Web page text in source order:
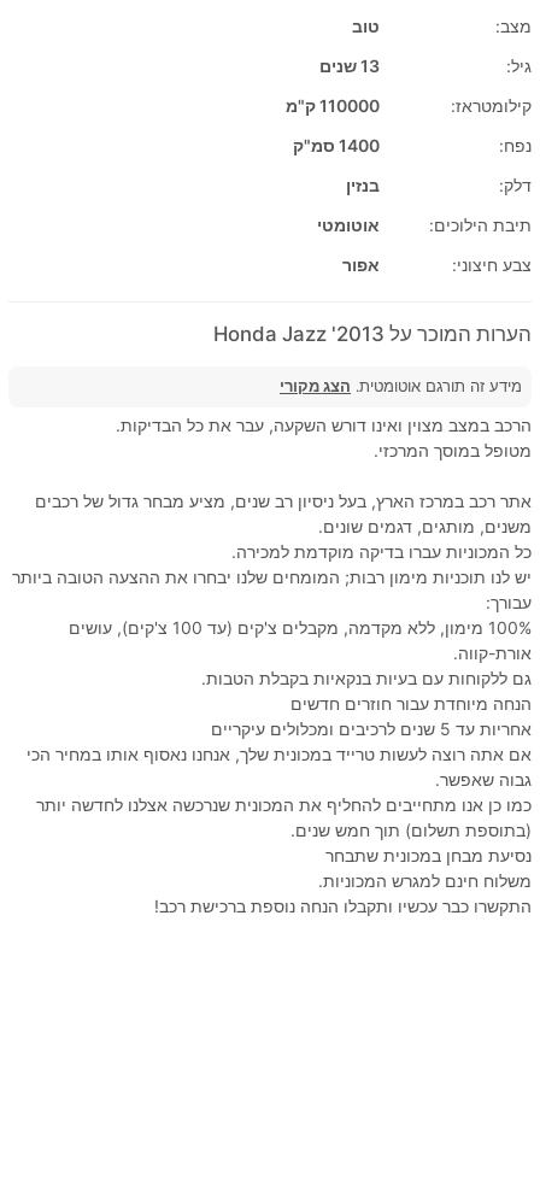
מצב:
טוב
גיל:
13 שנים
קילומטראז:
110000 ק"מ
נפח:
1400 סמ"ק
דלק:
בנזין
תיבת הילוכים:
אוטומטי
צבע חיצוני:
אפור
הערות המוכר על 2013' Honda Jazz
מידע זה תורגם אוטומטית. הצג מקורי
הרכב במצב מצוין ואינו דורש השקעה, עבר את כל הבדיקות.
מטופל במוסך המרכזי.
אתר רכב במרכז הארץ, בעל ניסיון רב שנים, מציע מבחר גדול של רכבים
משנים, מותגים, דגמים שונים.
כל המכוניות עברו בדיקה מוקדמת למכירה.
יש לנו תוכניות מימון רבות; המומחים שלנו יבחרו את ההצעה הטובה ביותר
עבורך:
100% מימון, ללא מקדמה, מקבלים צ'קים (עד 100 צ'קים), עושים
אורת-קווה.
גם ללקוחות עם בעיות בנקאיות בקבלת הטבות.
הנחה מיוחדת עבור חוזרים חדשים
אחריות עד 5 שנים לרכיבים ומכלולים עיקריים
אם אתה רוצה לעשות טרייד במכונית שלך, אנחנו נאסוף אותו במחיר הכי
גבוה שאפשר.
כמו כן אנו מתחייבים להחליף את המכונית שנרכשה אצלנו לחדשה יותר
(בתוספת תשלום) תוך חמש שנים.
נסיעת מבחן במכונית שתבחר
משלוח חינם למגרש המכוניות.
התקשרו כבר עכשיו ותקבלו הנחה נוספת ברכישת רכב!